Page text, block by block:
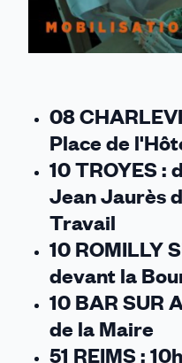
08
Place de
10 TROYES :
Jean Jaurès
Travail
10 ROMILLY
devant la
10 BAR SUR
de la Maire
51 REIMS :